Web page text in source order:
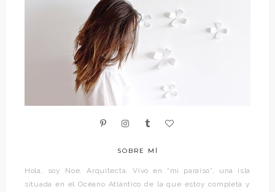
SOBRE MÍ
Hola, soy Noe. Arquitecta. Vivo en “mi paraíso”, una isla
situada en el Océano Atlántico de la que estoy completa y